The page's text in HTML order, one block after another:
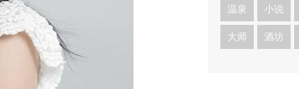
温泉 小说
大师 酒坊